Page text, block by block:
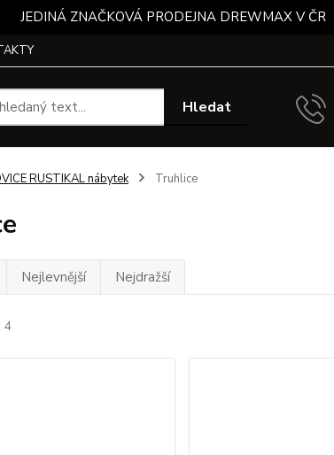
JEDINÁ ZNAČKOVÁ PRODEJNA DREWMAX V ČR
Hledat
RUSTIKAL nábytek Truhlice
Nejlevnější Nejdražší
4